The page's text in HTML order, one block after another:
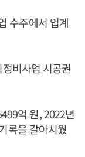
수주에서 업계
비사업 시공권
억 원, 2022년
록을 갈아치웠